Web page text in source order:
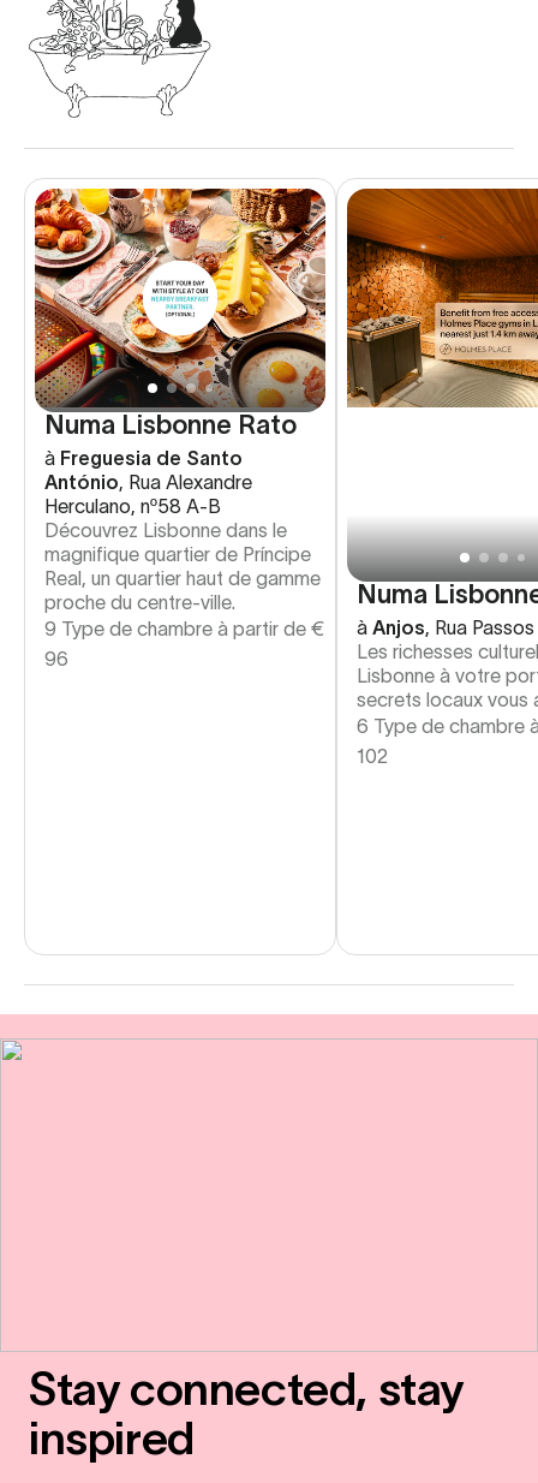
Numa Lisbonne Rato
à Freguesia de Santo
António, Rua Alexandre
Herculano, nº58 A-B
Découvrez Lisbonne dans le
magnifique quartier de Príncipe
Real, un quartier haut de gamme
proche du centre-ville.
9 Type de chambre à partir de €
96
Numa
à Anjos, Rua
Les richesses
Lisbonne à votre
secrets locaux vous
6 Type de chambre
102
Stay connected, stay
inspired